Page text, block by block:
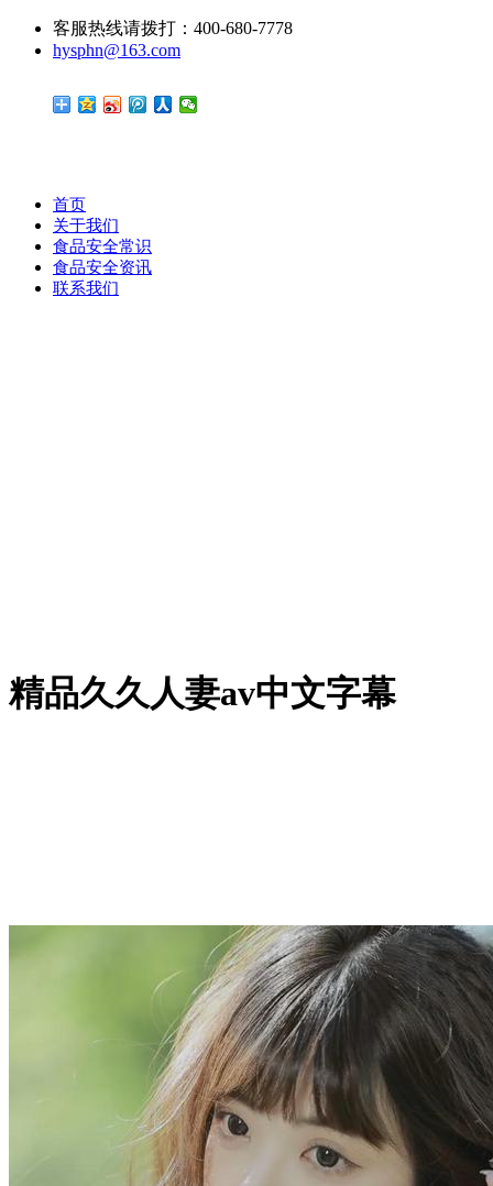
客服热线请拨打：400-680-7778
hysphn@163.com
首页
关于我们
食品安全常识
食品安全资讯
联系我们
精品久久人妻av中文字幕